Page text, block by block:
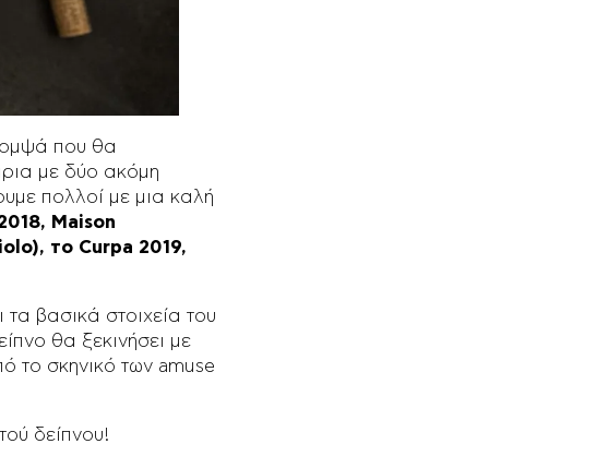
που θα
με δύο ακόμη
πολλοί με μια καλή
Maison
το Curpa 2019,
βασικά στοιχεία του
θα ξεκινήσει με
το σκηνικό των amuse
δείπνου!